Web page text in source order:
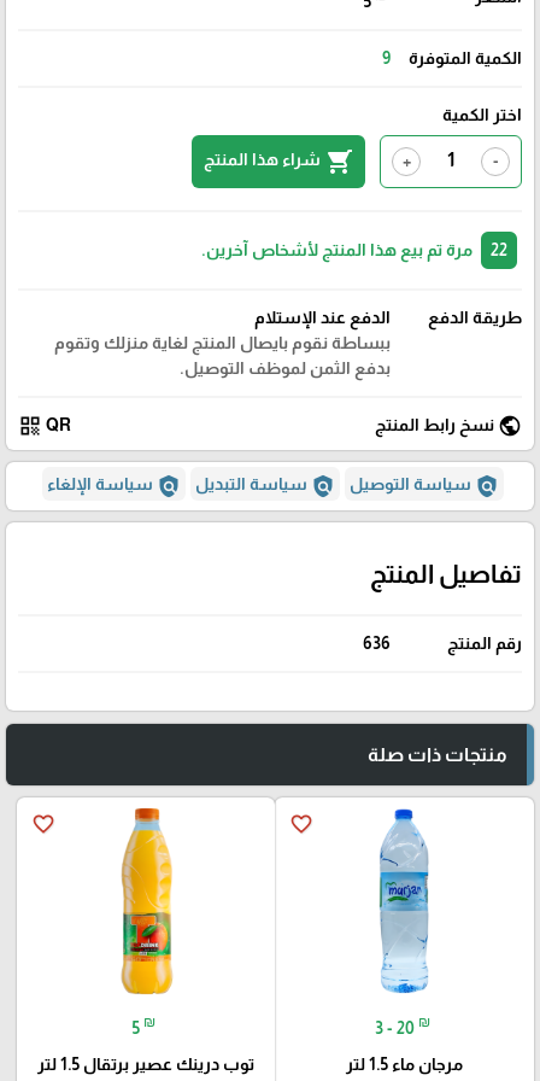
الكمية المتوفرة 9
اختر الكمية
-
+
shopping_cart شراء هذا المنتج
مرة تم بيع هذا المنتج لأشخاص آخرين.
طريقة الدفع
الدفع عند الإستلام
ببساطة نقوم بايصال المنتج لغاية منزلك وتقوم
بدفع الثمن لموظف التوصيل.
public نسخ رابط المنتج QR
qr_code
policy سياسة التوصيل policy سياسة التبديل policy سياسة الإلغاء
تفاصيل المنتج
رقم المنتج 636
منتجات ذات صلة
favorite_border
3 - 20 ₪
مرجان ماء 1.5 لتر
favorite_border
5 ₪
توب درينك عصير برتقال 1.5 لتر